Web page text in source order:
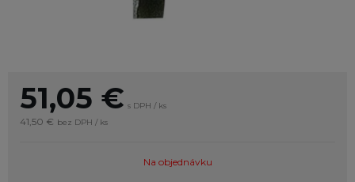
51,05 € s DPH / ks
41,50 € bez DPH / ks
Na objednávku